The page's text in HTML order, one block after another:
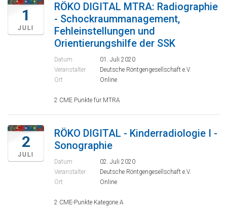
1
JULI
RÖKO DIGITAL MTRA: Radiographie
- Schockraummanagement,
Fehleinstellungen und
Orientierungshilfe der SSK
Datum
01. Juli 2020
Veranstalter
Deutsche Röntgengesellschaft e.V.
Ort
Online
2 CME Punkte für MTRA
2
JULI
RÖKO DIGITAL - Kinderradiologie I -
Sonographie
Datum
02. Juli 2020
Veranstalter
Deutsche Röntgengesellschaft e.V.
Ort
Online
2 CME-Punkte Kategorie A